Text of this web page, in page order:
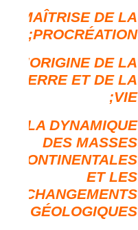
MAÎTRISE DE LA
PROCRÉATION;
L’ORIGINE DE LA
TERRE ET DE LA
VIE;
LA DYNAMIQUE
DES MASSES
CONTINENTALES
ET LES
CHANGEMENTS
GÉOLOGIQUES